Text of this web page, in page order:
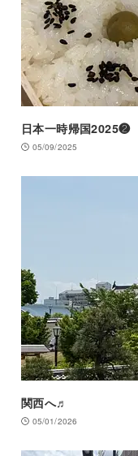
日本一時帰国2025❷
05/09/2025
関西へ♬
05/01/2026